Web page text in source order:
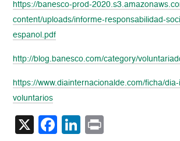
https://banesco-prod-
content/uploads/informe-responsabilidad-
espanol.pdf
http://blog.banesco.com/category/
https://www.diainternacionalde.com/ficha/
voluntarios
X Facebook
LinkedIn